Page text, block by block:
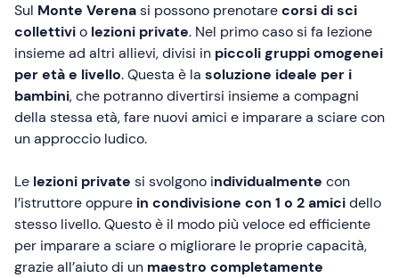
Sul Monte Verenasi possono prenotarecorsi di sci
collettivio lezioni private. Nel primo caso si fa lezione
insieme ad altri allievi, divisi in piccoli gruppi omogenei
per età e livello. Questa è la soluzione ideale per i
bambini, che potranno divertirsi insieme a compagni
della stessa età, fare nuovi amici e imparare a sciare con
un approccio ludico.
Le lezioni private si svolgono individualmente con
l’istruttore oppure in condivisione con 1 o 2 amicidello
stesso livello. Questo è il modo più veloce ed efficiente
per imparare a sciare o migliorare le proprie capacità,
grazie all’aiuto di un maestro completamente